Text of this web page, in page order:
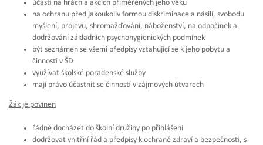
účasti na hrách a akcích přiměřených jeho věku
na ochranu před jakoukoliv formou diskriminace a násilí, svobodu
myšlení, projevu, shromažďování, náboženství, na odpočinek a
dodržování základních psychohygienických podmínek
být seznámen se všemi předpisy vztahující se k jeho pobytu a
činnosti v ŠD
využívat školské poradenské služby
mají právo účastnit se činností v zájmových útvarech
Žák je povinen
řádně docházet do školní družiny po přihlášení
dodržovat vnitřní řád a předpisy k ochraně zdraví a bezpečnosti, s